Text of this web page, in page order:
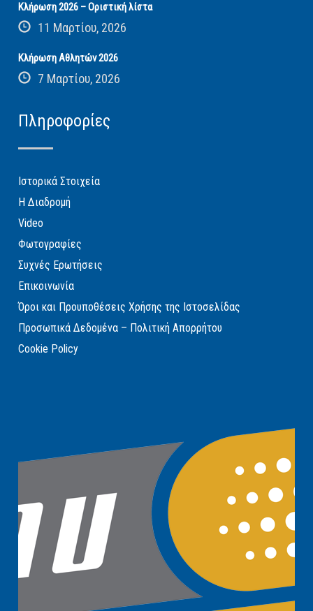
Κλήρωση 2026 – Οριστική λίστα
11 Μαρτίου, 2026
Κλήρωση Αθλητών 2026
7 Μαρτίου, 2026
Πληροφορίες
Ιστορικά Στοιχεία
Η Διαδρομή
Video
Φωτογραφίες
Συχνές Ερωτήσεις
Επικοινωνία
Όροι και Προυποθέσεις Χρήσης της Ιστοσελίδας
Προσωπικά Δεδομένα – Πολιτική Απορρήτου
Cookie Policy